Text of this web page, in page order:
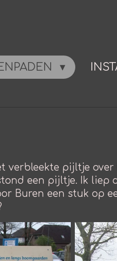
verbleekte pijltje
een pijltje. Ik liep
Buren een stuk op